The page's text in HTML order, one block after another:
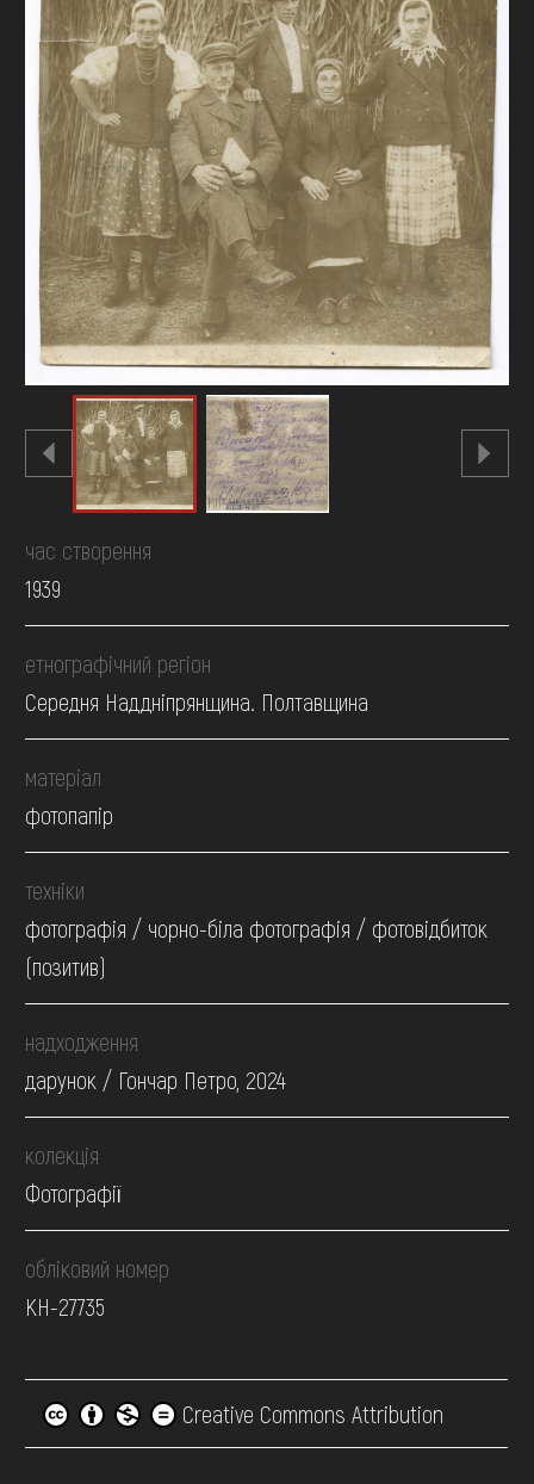
ОНЛАЙН-КРАМНИЦЯ
ПІДТРИМАТИ
час створення
1939
етнографічний регіон
Середня Наддніпрянщина. Полтавщина
матеріал
фотопапір
техніки
фотографія / чорно-біла фотографія / фотовідбиток
(позитив)
надходження
дарунок / Гончар Петро, 2024
колекція
Фотографії
обліковий номер
КН-27735
Creative Commons Attribution